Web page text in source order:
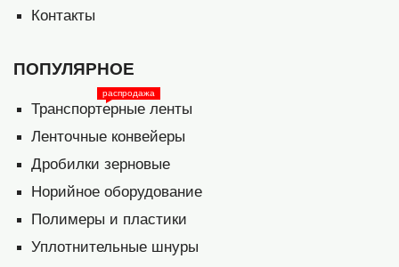
Контакты
ПОПУЛЯРНОЕ
Транспортерные ленты
распродажа
Ленточные конвейеры
Дробилки зерновые
Норийное оборудование
Полимеры и пластики
Уплотнительные шнуры